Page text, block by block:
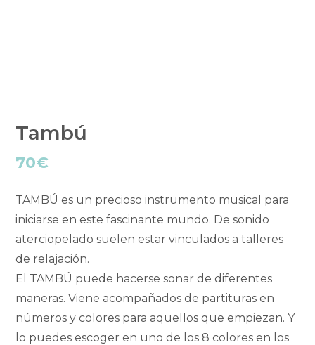
Tambú
70€
TAMBÚ es un precioso instrumento musical para
iniciarse en este fascinante mundo. De sonido
aterciopelado suelen estar vinculados a talleres
de relajación.
El TAMBÚ puede hacerse sonar de diferentes
maneras. Viene acompañados de partituras en
números y colores para aquellos que empiezan. Y
lo puedes escoger en uno de los 8 colores en los